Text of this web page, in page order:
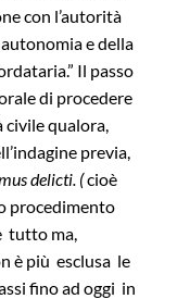
con l’autorità
e della
Il passo
di procedere
civile qualora,
previa,
delicti . (cioè
procedimento
tutto ma,
è più esclusa le
fino ad oggi in